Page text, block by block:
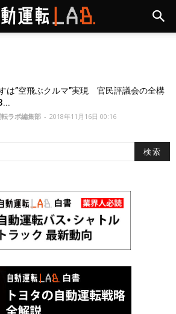
は”空飛ぶクルマ”実現 官民評議会の全構
ラボ編集部 - 2018年11月16日 00:16